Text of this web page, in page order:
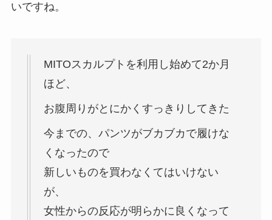
いですね。
MITOスカルプトを利用し始めて2か月
ほど、
お腹周りがとにかくすっきりしてきた
今までの、パンツがブカブカで履けな
くなったので
新しいものを買わなくてはいけない
が、
女性からの反応が明らかに良くなって